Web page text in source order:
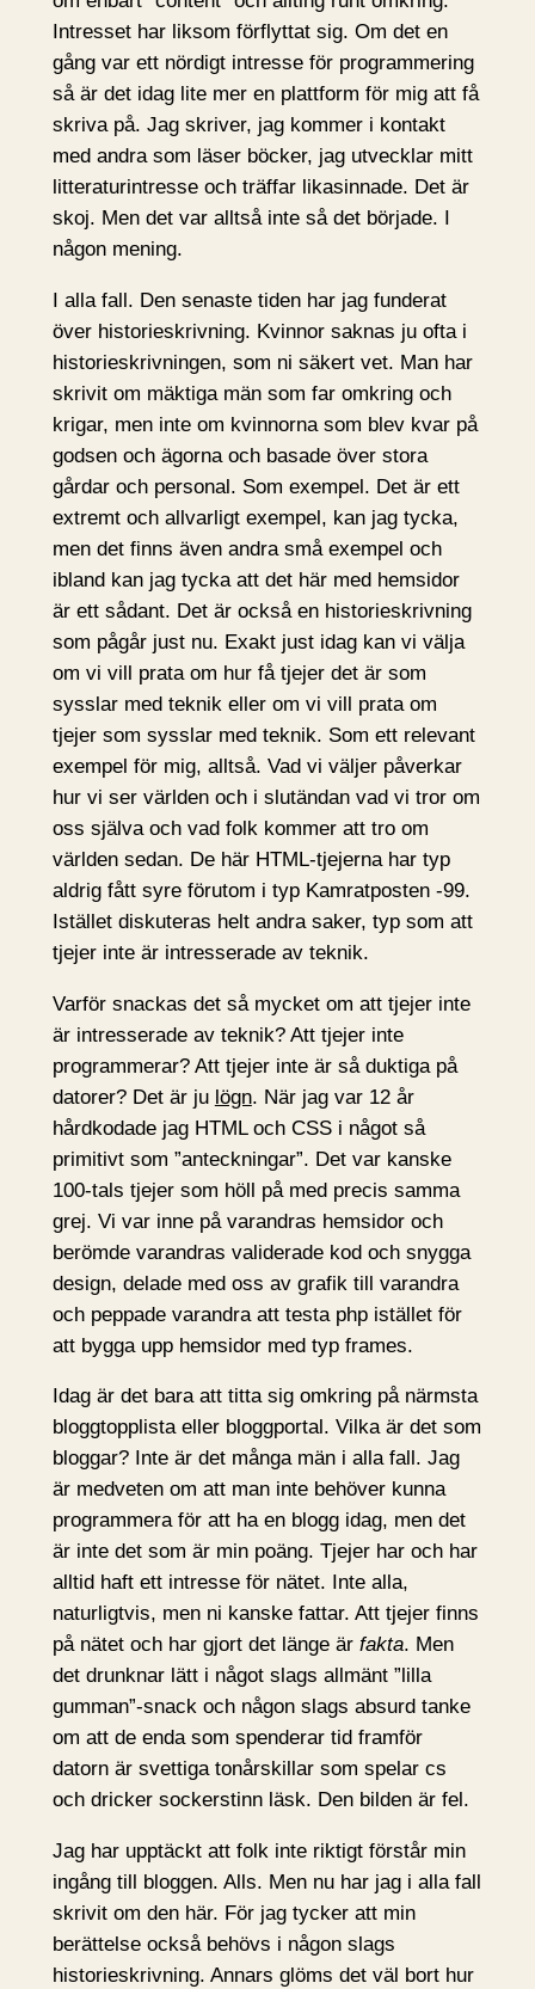
Intresset har liksom förflyttat sig. Om det en
gång var ett nördigt intresse för programmering
så är det idag lite mer en plattform för mig att få
skriva på. Jag skriver, jag kommer i kontakt
med andra som läser böcker, jag utvecklar mitt
litteraturintresse och träffar likasinnade. Det är
skoj. Men det var alltså inte så det började. I
någon mening.
I alla fall. Den senaste tiden har jag funderat
över historieskrivning. Kvinnor saknas ju ofta i
historieskrivningen, som ni säkert vet. Man har
skrivit om mäktiga män som far omkring och
krigar, men inte om kvinnorna som blev kvar på
godsen och ägorna och basade över stora
gårdar och personal. Som exempel. Det är ett
extremt och allvarligt exempel, kan jag tycka,
men det finns även andra små exempel och
ibland kan jag tycka att det här med hemsidor
är ett sådant. Det är också en historieskrivning
som pågår just nu. Exakt just idag kan vi välja
om vi vill prata om hur få tjejer det är som
sysslar med teknik eller om vi vill prata om
tjejer som sysslar med teknik. Som ett relevant
exempel för mig, alltså. Vad vi väljer påverkar
hur vi ser världen och i slutändan vad vi tror om
oss själva och vad folk kommer att tro om
världen sedan. De här HTML-tjejerna har typ
aldrig fått syre förutom i typ Kamratposten -99.
Istället diskuteras helt andra saker, typ som att
tjejer inte är intresserade av teknik.
Varför snackas det så mycket om att tjejer inte
är intresserade av teknik? Att tjejer inte
programmerar? Att tjejer inte är så duktiga på
datorer? Det är ju lögn. När jag var 12 år
hårdkodade jag HTML och CSS i något så
primitivt som ”anteckningar”. Det var kanske
100-tals tjejer som höll på med precis samma
grej. Vi var inne på varandras hemsidor och
berömde varandras validerade kod och snygga
design, delade med oss av grafik till varandra
och peppade varandra att testa php istället för
att bygga upp hemsidor med typ frames.
Idag är det bara att titta sig omkring på närmsta
bloggtopplista eller bloggportal. Vilka är det som
bloggar? Inte är det många män i alla fall. Jag
är medveten om att man inte behöver kunna
programmera för att ha en blogg idag, men det
är inte det som är min poäng. Tjejer har och har
alltid haft ett intresse för nätet. Inte alla,
naturligtvis, men ni kanske fattar. Att tjejer finns
på nätet och har gjort det länge är fakta. Men
det drunknar lätt i något slags allmänt ”lilla
gumman”-snack och någon slags absurd tanke
om att de enda som spenderar tid framför
datorn är svettiga tonårskillar som spelar cs
och dricker sockerstinn läsk. Den bilden är fel.
Jag har upptäckt att folk inte riktigt förstår min
ingång till bloggen. Alls. Men nu har jag i alla fall
skrivit om den här. För jag tycker att min
berättelse också behövs i någon slags
historieskrivning. Annars glöms det väl bort hur